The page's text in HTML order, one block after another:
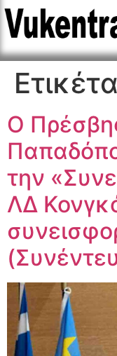
Ο
την
ΛΔ